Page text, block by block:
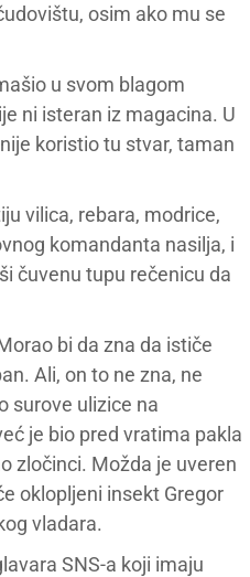
osim ako mu se
u svom blagom
ni isteran iz magacina. U
koristio tu stvar, taman
vilica, rebara, modrice,
komandanta nasilja, i
čuvenu tupu rečenicu da
bi da zna da ističe
Ali, on to ne zna, ne
surove ulizice na
je bio pred vratima pakla
zločinci. Možda je uveren
oklopljeni insekt Gregor
vladara.
SNS-a koji imaju